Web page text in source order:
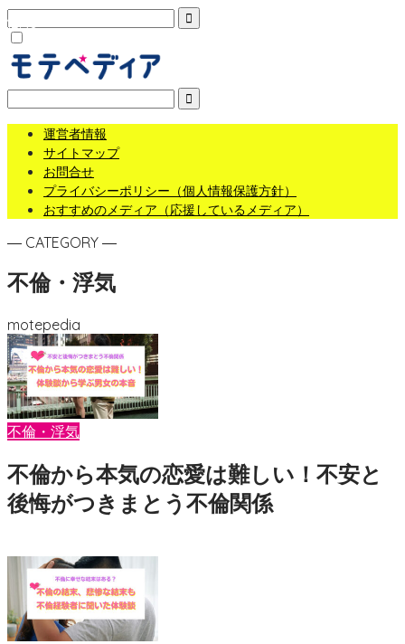
MENU
運営者情報
サイトマップ
お問合せ
プライバシーポリシー（個人情報保護方針）
おすすめのメディア（応援しているメディア）
― CATEGORY ―
不倫・浮気
motepedia
不倫・浮気
不倫から本気の恋愛は難しい！不安と
後悔がつきまとう不倫関係